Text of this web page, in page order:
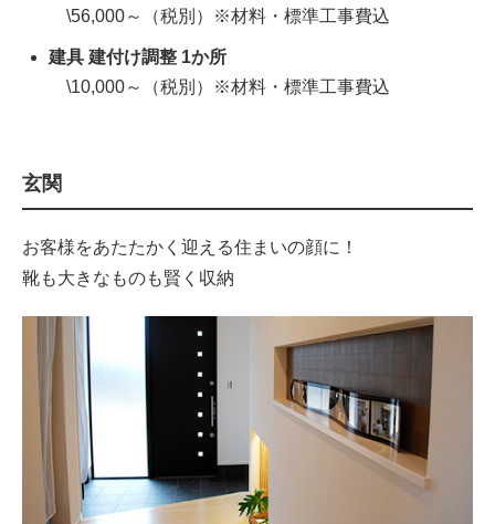
\56,000～（税別）※材料・標準工事費込
建具 建付け調整 1か所
\10,000～（税別）※材料・標準工事費込
玄関
お客様をあたたかく迎える住まいの顔に！
靴も大きなものも賢く収納